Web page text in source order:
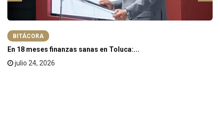
BITÁCORA
En 18 meses finanzas sanas en Toluca:...
julio 24, 2026